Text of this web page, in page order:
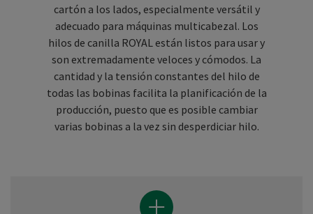
cartón a los lados, especialmente versátil y
adecuado para máquinas multicabezal. Los
hilos de canilla ROYAL están listos para usar y
son extremadamente veloces y cómodos. La
cantidad y la tensión constantes del hilo de
todas las bobinas facilita la planificación de la
producción, puesto que es posible cambiar
varias bobinas a la vez sin desperdiciar hilo.